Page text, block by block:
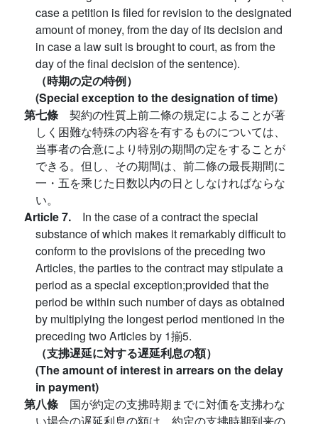
case a petition is filed for revision to the designated
amount of money, from the day of its decision and
in case a law suit is brought to court, as from the
day of the final decision of the sentence).
（時期の定の特例）
(Special exception to the designation of time)
第七條 契約の性質上前二條の規定によることが著
しく困難な特殊の内容を有するものについては、
当事者の合意により特別の期間の定をすることが
できる。但し、その期間は、前二條の最長期間に
一・五を乘じた日数以内の日としなければならな
い。
Article 7. In the case of a contract the special
substance of which makes it remarkably difficult to
conform to the provisions of the preceding two
Articles, the parties to the contract may stipulate a
period as a special exception;provided that the
period be within such number of days as obtained
by multiplying the longest period mentioned in the
preceding two Articles by 1揃5.
（支拂遅延に対する遅延利息の額）
(The amount of interest in arrears on the delay
in payment)
第八條 国が約定の支拂時期までに対価を支拂わな